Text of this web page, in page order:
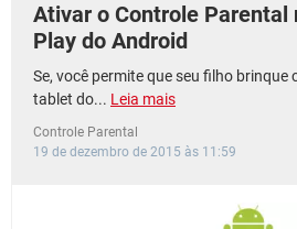
Ativar o Controle Parental
Play do Android
Se, você permite que seu filho brinque
tablet do... Leia mais
Controle Parental
19 de dezembro de 2015 às 11:59